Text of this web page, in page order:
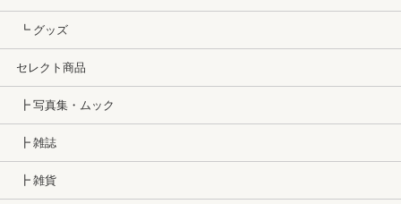
┗ グッズ
セレクト商品
┣ 写真集・ムック
┣ 雑誌
┣ 雑貨